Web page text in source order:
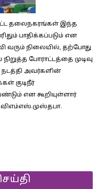
தலைநகரங்கள் இந்த
பாதிக்கப்படும் என
வரும் நிலையில், தற்போது
போராட்டத்தை முடிவு
நடத்தி அவர்களின்
குடிநீர்
என கூறியுள்ளார்
விஎம்எஸ்.முஸ்தபா.